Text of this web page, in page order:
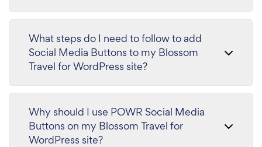
What steps do I need to follow to add
Social Media Buttons to my Blossom
Travel for WordPress site?
Why should I use POWR Social Media
Buttons on my Blossom Travel for
WordPress site?